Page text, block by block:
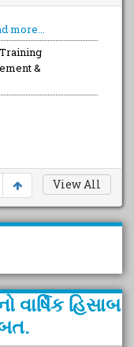
more...
&
View All
વાર્ષિક હિસાબ